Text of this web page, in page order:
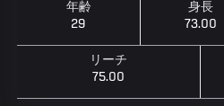
年齢
29
身長
73.00
リーチ
75.00